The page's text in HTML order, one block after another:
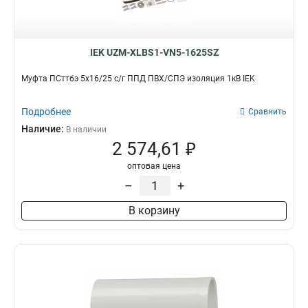
IEK UZM-XLBS1-VN5-1625SZ
Муфта ПСттбэ 5х16/25 с/г ППД ПВХ/СПЭ изоляция 1кВ IEK
Подробнее Сравнить
Наличие: В наличии
2 574,61 ₽
оптовая цена
– +
В корзину